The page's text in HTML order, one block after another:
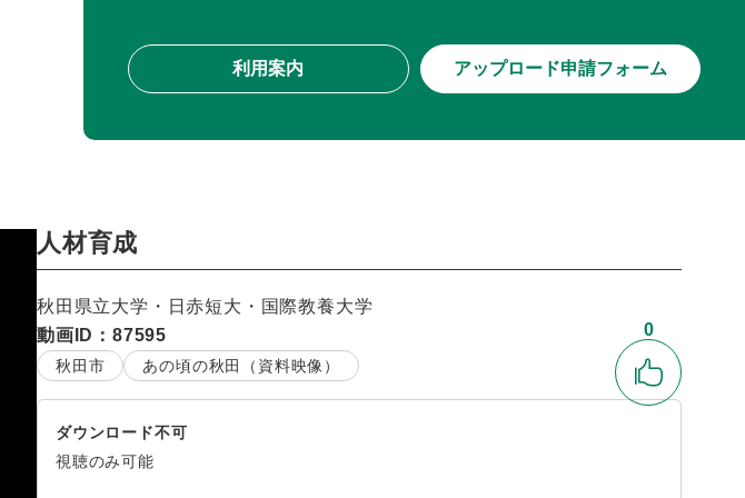
利用案内 アップロード申請フォーム
人材育成
秋田県立大学・日赤短大・国際教養大学
動画ID：87595
秋田市 あの頃の秋田（資料映像）
いいね
0
ダウンロード不可
視聴のみ可能